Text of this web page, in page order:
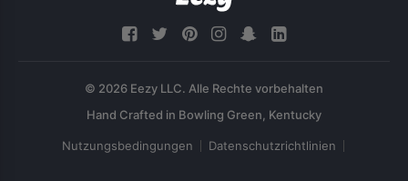
© 2026 Eezy LLC. Alle Rechte vorbehalten
Nutzungsbedingungen Datenschutzrichtlinien